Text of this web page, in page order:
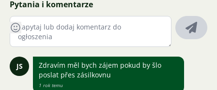
Pytania i komentarze
JS
Zdravím měl bych zájem pokud by šlo
poslat přes zásilkovnu
1 rok temu